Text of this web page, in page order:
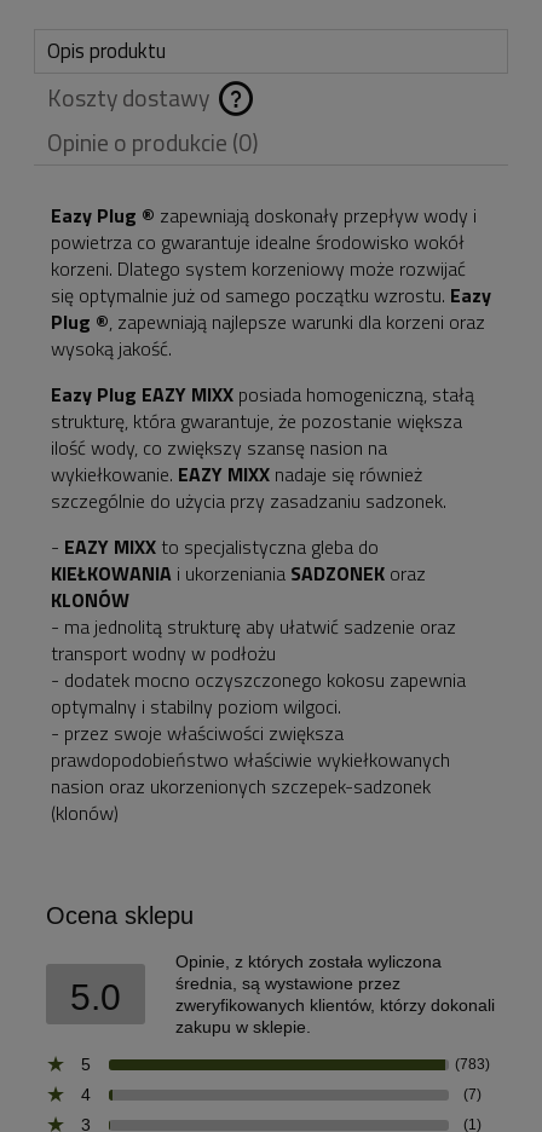
Opis produktu
Koszty dostawy
Cena nie zawiera
ewentualnych kosztów
płatności
Opinie o produkcie (0)
Eazy Plug ® zapewniają doskonały przepływ wody i
powietrza co gwarantuje idealne środowisko wokół
korzeni. Dlatego system korzeniowy może rozwijać
się optymalnie już od samego początku wzrostu. Eazy
Plug ®, zapewniają najlepsze warunki dla korzeni oraz
wysoką jakość.
Eazy Plug EAZY MIXX posiada homogeniczną, stałą
strukturę, która gwarantuje, że pozostanie większa
ilość wody, co zwiększy szansę nasion na
wykiełkowanie. EAZY MIXX nadaje się również
szczególnie do użycia przy zasadzaniu sadzonek.
- EAZY MIXX to specjalistyczna gleba do
KIEŁKOWANIA i ukorzeniania SADZONEK oraz
KLONÓW
- ma jednolitą strukturę aby ułatwić sadzenie oraz
transport wodny w podłożu
- dodatek mocno oczyszczonego kokosu zapewnia
optymalny i stabilny poziom wilgoci.
- przez swoje właściwości zwiększa
prawdopodobieństwo właściwie wykiełkowanych
nasion oraz ukorzenionych szczepek-sadzonek
(klonów)
Ocena sklepu
5.0
Opinie, z których została wyliczona
średnia, są wystawione przez
zweryfikowanych klientów, którzy dokonali
zakupu w sklepie.
5
(783)
4 (7)
3 (1)